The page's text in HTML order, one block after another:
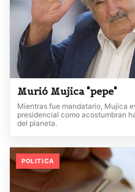
Murió Mujica "pepe"
Mientras fue mandatario, Mujica
presidencial como acostumbran
del planeta.
POLITICA